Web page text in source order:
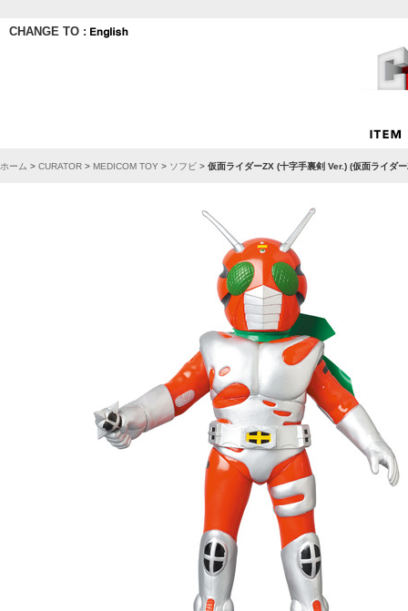
CHANGE TO :
ホーム > CURATOR > MEDICOM TOY > ソフビ > 仮面ライダーZX (十字手裏剣 Ver.) (仮面ライダ